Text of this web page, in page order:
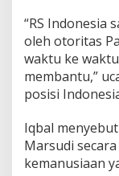
“RS Indonesia
oleh otoritas
waktu ke
membantu,”
posisi
Iqbal
Marsudi
kemanusiaan